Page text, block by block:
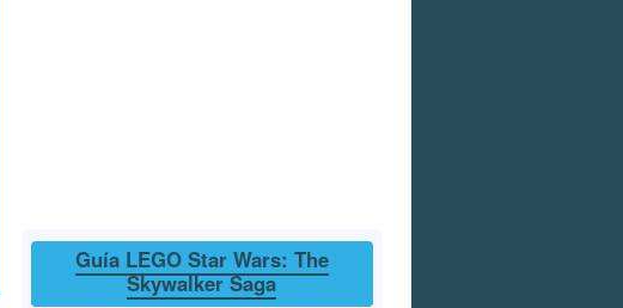
Guía LEGO Star Wars: The
Skywalker Saga